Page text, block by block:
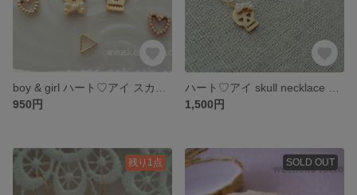
950円
1,500円
残り1点 SOLD OUT